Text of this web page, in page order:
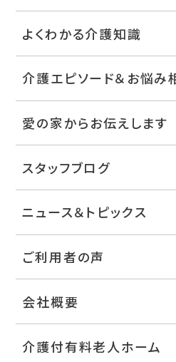
よくわかる介護知識
介護エピソード＆お悩み
愛の家からお伝えします
スタッフブログ
ニュース＆トピックス
ご利用者の声
会社概要
介護付有料老人ホーム